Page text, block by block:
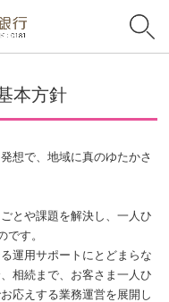
本方針
想で、地域に真のゆたかさ
とや課題を解決し、一人ひ
です。
運用サポートにとどまらな
相続まで、お客さま一人ひ
応えする業務運営を展開し